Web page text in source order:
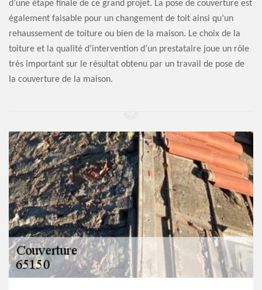
d’une étape finale de ce grand projet. La pose de couverture est
également faisable pour un changement de toit ainsi qu’un
rehaussement de toiture ou bien de la maison. Le choix de la
toiture et la qualité d’intervention d’un prestataire joue un rôle
très important sur le résultat obtenu par un travail de pose de
la couverture de la maison.